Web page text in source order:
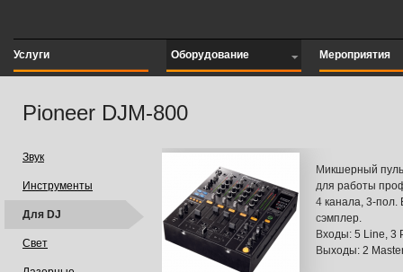
Услуги Оборудование Мероприятия
Pioneer DJM-800
Звук
Инструменты
Для DJ
Свет
Микшерный
для работы
4 канала, 3-пол.
сэмплер.
Входы: 5 Line, 3
Выходы: 2